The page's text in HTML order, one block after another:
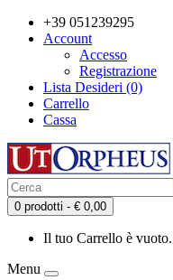
+39 051239295
Account
Accesso
Registrazione
Lista Desideri (0)
Carrello
Cassa
0 prodotti - € 0,00
Il tuo Carrello è vuoto.
Menu